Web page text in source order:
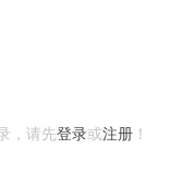
，请先登录或注册！